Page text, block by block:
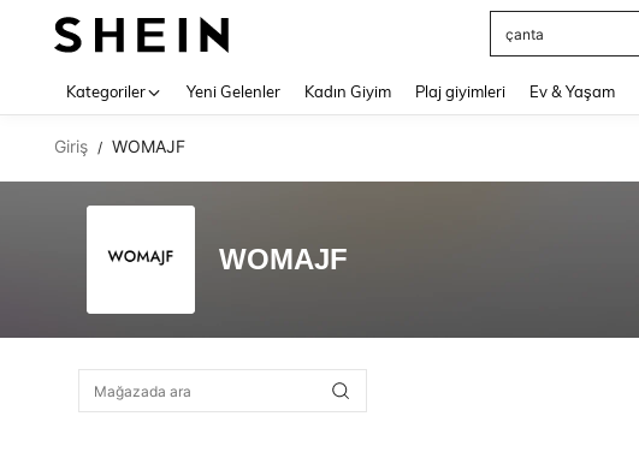
çanta
Kategoriler Yeni Gelenler Kadın Giyim Plaj giyimleri Ev & Yaşam
Giriş / WOMAJF
WOMAJF